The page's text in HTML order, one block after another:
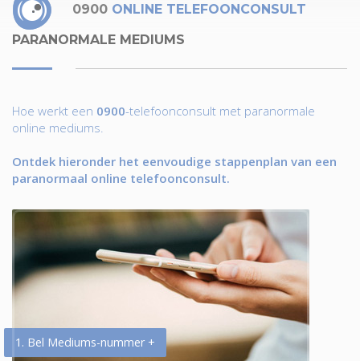
0900 ONLINE TELEFOONCONSULT
PARANORMALE MEDIUMS
Hoe werkt een 0900-telefoonconsult met paranormale
online mediums.
Ontdek hieronder het eenvoudige stappenplan van een
paranormaal online telefoonconsult.
1. Bel Mediums-nummer +